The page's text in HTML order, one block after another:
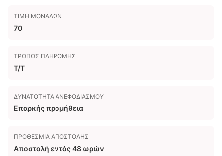
ΤΙΜΉ ΜΟΝΆΔΩΝ
70
ΤΡΌΠΟΣ ΠΛΗΡΩΜΉΣ
T/T
ΔΥΝΑΤΌΤΗΤΑ ΑΝΕΦΟΔΙΑΣΜΟΎ
Επαρκής προμήθεια
ΠΡΟΘΕΣΜΊΑ ΑΠΟΣΤΟΛΉΣ
Αποστολή εντός 48 ωρών